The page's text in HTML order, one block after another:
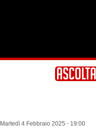
Martedì 4 Febbraio 2025 - 19:00